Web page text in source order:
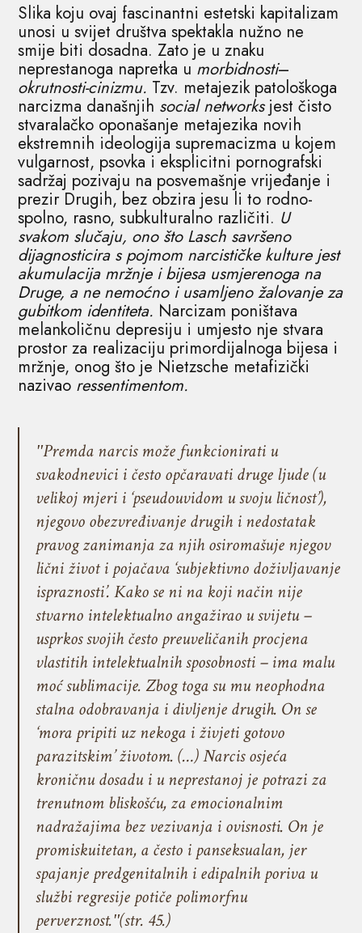
Slika koju ovaj fascinantni estetski kapitalizam
unosi u svijet društva spektakla nužno ne
smije biti dosadna. Zato je u znaku
neprestanoga napretka u morbidnosti–
okrutnosti-cinizmu. Tzv. metajezik patološkoga
narcizma današnjih social networksjest čisto
stvaralačko oponašanje metajezika novih
ekstremnih ideologija supremacizma u kojem
vulgarnost, psovka i eksplicitni pornografski
sadržaj pozivaju na posvemašnje vrijeđanje i
prezir Drugih, bez obzira jesu li to rodno-
spolno, rasno, subkulturalno različiti. U
svakom slučaju, ono što Lasch savršeno
dijagnosticira s pojmom narcističke kulture jest
akumulacija mržnje i bijesa usmjerenoga na
Druge, a ne nemoćno i usamljeno žalovanje za
gubitkom identiteta. Narcizam poništava
melankoličnu depresiju i umjesto nje stvara
prostor za realizaciju primordijalnoga bijesa i
mržnje, onog što je Nietzsche metafizički
nazivao ressentimentom.
ʺPremda narcis može funkcionirati u
svakodnevici i često opčaravati druge ljude (u
velikoj mjeri i ‘pseudouvidom u svoju ličnost’),
njegovo obezvređivanje drugih i nedostatak
pravog zanimanja za njih osiromašuje njegov
lični život i pojačava ‘subjektivno doživljavanje
ispraznosti’. Kako se ni na koji način nije
stvarno intelektualno angažirao u svijetu –
usprkos svojih često preuveličanih procjena
vlastitih intelektualnih sposobnosti – ima malu
moć sublimacije. Zbog toga su mu neophodna
stalna odobravanja i divljenje drugih. On se
‘mora pripiti uz nekoga i živjeti gotovo
parazitskim’ životom. (…) Narcis osjeća
kroničnu dosadu i u neprestanoj je potrazi za
trenutnom bliskošću, za emocionalnim
nadražajima bez vezivanja i ovisnosti. On je
promiskuitetan, a često i panseksualan, jer
spajanje predgenitalnih i edipalnih poriva u
službi regresije potiče polimorfnu
perverznost.ʺ(str. 45.)